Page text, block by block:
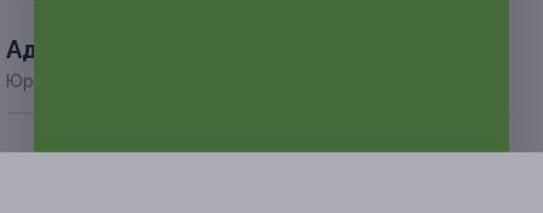
Адресa
Юридическая информация о партнёре